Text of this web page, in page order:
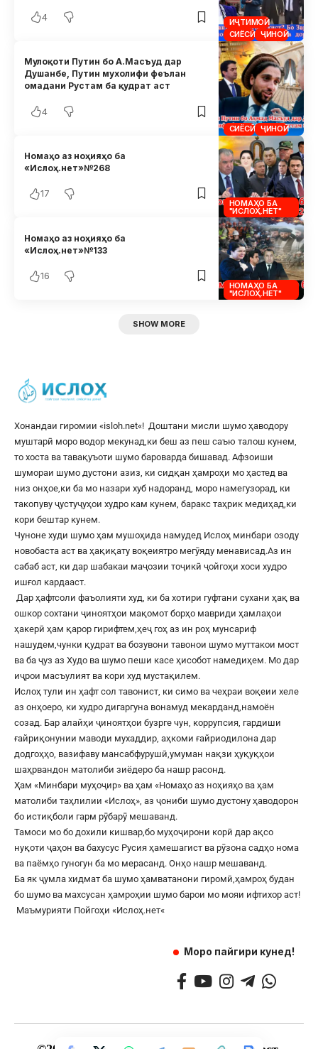
ИҶТИМОӢ
СИЁСӢ
ҶИНОӢ
4
СИЁСӢ ҶИНОӢ
Мулоқоти Путин бо А.Масъуд дар
Душанбе, Путин мухолифи феълан
омадани Рустам ба қудрат аст
4
НОМАҲО БА
"ИСЛОҲ.НЕТ"
Номаҳо аз ноҳияҳо ба
«Ислоҳ.нет»№268
17
НОМАҲО БА
"ИСЛОҲ.НЕТ"
Номаҳо аз ноҳияҳо ба
«Ислоҳ.нет»№133
16
SHOW MORE
Хонандаи гиромии «isloh.net«! Доштани мисли шумо ҳаводору
муштарӣ моро водор мекунад,ки беш аз пеш саъю талош кунем,
то хоста ва тавақуъоти шумо бароварда бишавад. Афзоиши
шумораи шумо дустони азиз, ки сидқан ҳамроҳи мо ҳастед ва
низ онҳое,ки ба мо назари хуб надоранд, моро намегузорад, ки
такопуву ҷустуҷуҳои худро кам кунем, баракс таҳрик медиҳад,ки
кори бештар кунем.
Чуноне худи шумо ҳам мушоҳида намудед Ислоҳ минбари озоду
новобаста аст ва ҳақиқату воқеиятро мегӯяду менависад.Аз ин
сабаб аст, ки дар шабакаи маҷозии тоҷикӣ ҷойгоҳи хоси худро
ишғол кардааст.
Дар ҳафтсоли фаъолияти худ, ки ба хотири гуфтани сухани ҳақ ва
ошкор сохтани ҷиноятҳои мақомот борҳо мавриди ҳамлаҳои
ҳакерӣ ҳам қарор гирифтем,ҳеҷ гоҳ аз ин роҳ мунсариф
нашудем,чунки қудрат ва бозувони тавонои шумо муттакои мост
ва ба ҷуз аз Худо ва шумо пеши касе ҳисобот намедиҳем. Мо дар
иҷрои масъулият ва кори худ мустақилем.
Ислоҳ тули ин ҳафт сол тавонист, ки симо ва чеҳраи воқеии хеле
аз онҳоеро, ки худро дигаргуна вонамуд мекарданд,намоён
созад. Бар алайҳи ҷиноятҳои бузрге чун, коррупсия, гардиши
ғайриқонунии маводи мухаддир, аҳкоми ғайриодилона дар
додгоҳҳо, вазифаву мансабфурушӣ,умуман нақзи ҳуқуқҳои
шаҳрвандон матолиби зиёдеро ба нашр расонд.
Ҳам «Минбари муҳоҷир» ва ҳам «Номаҳо аз ноҳияҳо ва ҳам
матолиби таҳлилии «Ислоҳ», аз ҷониби шумо дустону ҳаводорон
бо истиқболи гарм рӯбарӯ мешаванд.
Тамоси мо бо дохили кишвар,бо муҳоҷирони корӣ дар ақсо
нуқоти ҷаҳон ва бахусус Русия ҳамешагист ва рӯзона садҳо нома
ва паёмҳо гуногун ба мо мерасанд. Онҳо нашр мешаванд.
Ба як ҷумла хидмат ба шумо ҳамватанони гиромӣ,ҳамроҳ будан
бо шумо ва махсусан ҳамроҳии шумо барои мо мояи ифтихор аст!
Маъмурияти Пойгоҳи «Ислоҳ.нет«
Моро пайгири кунед!